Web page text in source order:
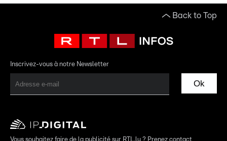
Back to Top
Inscrivez-vous à notre Newsletter
Ok